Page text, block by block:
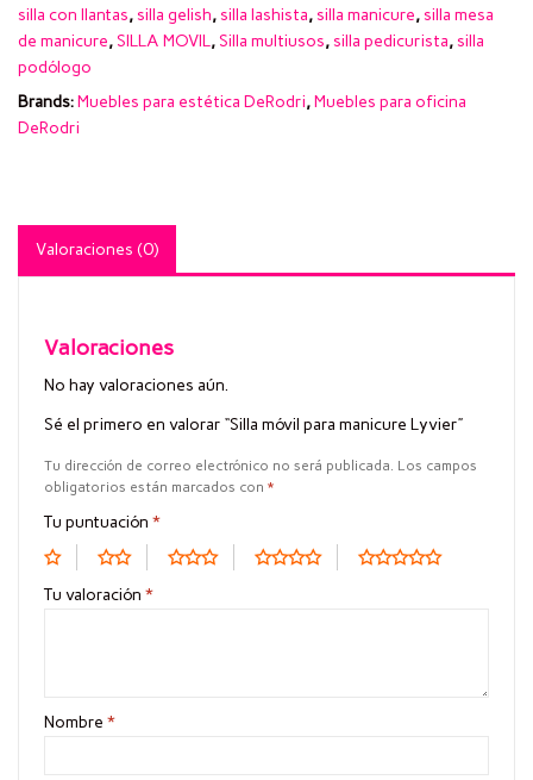
silla con llantas,silla gelish,silla lashista,silla manicure,silla mesa
de manicure,SILLA MOVIL,Silla multiusos,silla pedicurista,silla
podólogo
Brands:Muebles para estética DeRodri,Muebles para oficina
DeRodri
Valoraciones (0)
Valoraciones
No hay valoraciones aún.
Sé el primero en valorar “Silla móvil para manicure Lyvier”
Tu dirección de correo electrónico no será publicada. Los campos
obligatorios están marcados con *
Tu puntuación *
Tu valoración *
Nombre *